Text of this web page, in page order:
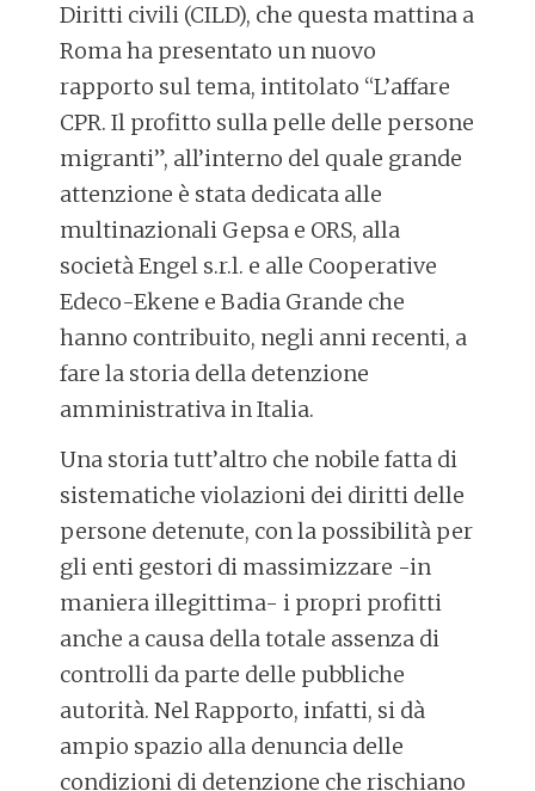
Diritti civili (CILD), che questa mattina a
Roma ha presentato un nuovo
rapporto sul tema, intitolato “L’affare
CPR. Il profitto sulla pelle delle persone
migranti”, all’interno del quale grande
attenzione è stata dedicata alle
multinazionali Gepsa e ORS, alla
società Engel s.r.l. e alle Cooperative
Edeco-Ekene e Badia Grande che
hanno contribuito, negli anni recenti, a
fare la storia della detenzione
amministrativa in Italia.
Una storia tutt’altro che nobile fatta di
sistematiche violazioni dei diritti delle
persone detenute, con la possibilità per
gli enti gestori di massimizzare -in
maniera illegittima- i propri profitti
anche a causa della totale assenza di
controlli da parte delle pubbliche
autorità. Nel Rapporto, infatti, si dà
ampio spazio alla denuncia delle
condizioni di detenzione che rischiano